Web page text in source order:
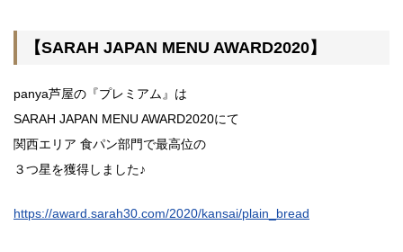
【SARAH JAPAN MENU AWARD2020】
panya芦屋の『プレミアム』は
SARAH JAPAN MENU AWARD2020にて
関西エリア 食パン部門で最高位の
３つ星を獲得しました♪
https://award.sarah30.com/2020/kansai/plain_bread